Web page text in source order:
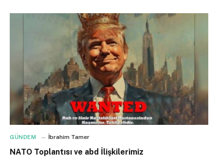
GÜNDEM İbrahim Tamer
NATO Toplantısı ve abd İlişkilerimiz